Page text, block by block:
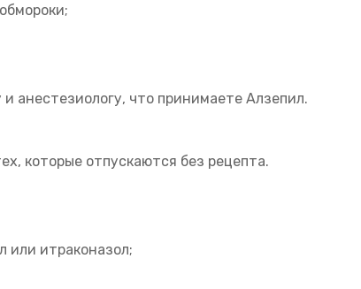
анестезиологу, что принимаете Алзепил.
которые отпускаются без рецепта.
или итраконазол;